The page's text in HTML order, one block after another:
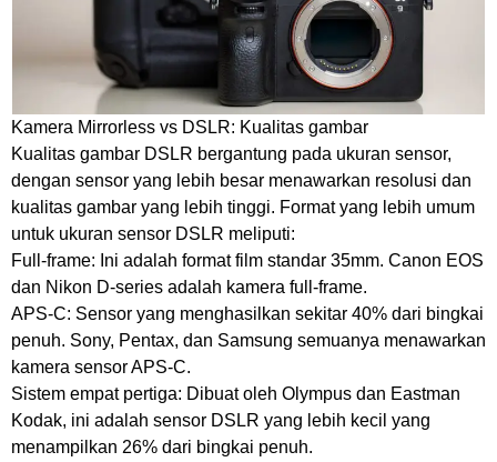
Kamera Mirrorless vs DSLR: Kualitas gambar
Kualitas gambar DSLR bergantung pada ukuran sensor,
dengan sensor yang lebih besar menawarkan resolusi dan
kualitas gambar yang lebih tinggi. Format yang lebih umum
untuk ukuran sensor DSLR meliputi:
Full-frame: Ini adalah format film standar 35mm. Canon EOS
dan Nikon D-series adalah kamera full-frame.
APS-C: Sensor yang menghasilkan sekitar 40% dari bingkai
penuh. Sony, Pentax, dan Samsung semuanya menawarkan
kamera sensor APS-C.
Sistem empat pertiga: Dibuat oleh Olympus dan Eastman
Kodak, ini adalah sensor DSLR yang lebih kecil yang
menampilkan 26% dari bingkai penuh.